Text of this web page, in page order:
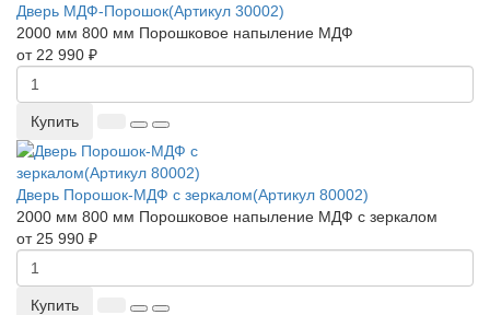
Дверь МДФ-Порошок(Артикул 30002)
2000 мм 800 мм Порошковое напыление МДФ
от 22 990 ₽
Купить
Дверь Порошок-МДФ с зеркалом(Артикул 80002)
2000 мм 800 мм Порошковое напыление МДФ с зеркалом
от 25 990 ₽
Купить